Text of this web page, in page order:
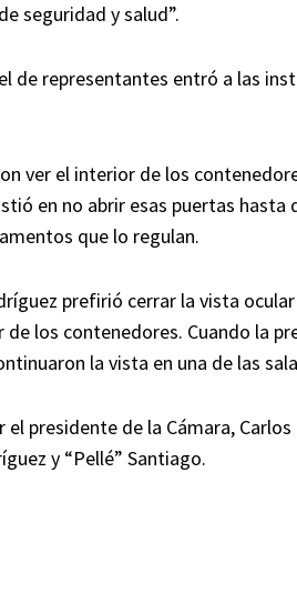
seguridad y salud”.
de representantes entró a las
ver el interior de los
en no abrir esas puertas hasta
que lo regulan.
prefirió cerrar la vista
los contenedores. Cuando la
la vista en una de las
presidente de la Cámara,
y “Pellé” Santiago.